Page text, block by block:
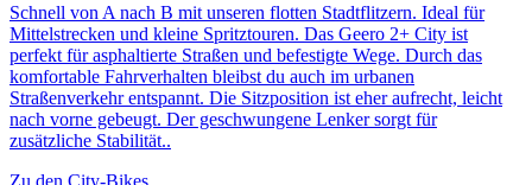
Schnell von A nach B mit unseren flotten Stadtflitzern. Ideal für
Mittelstrecken und kleine Spritztouren. Das Geero 2+ City ist
perfekt für asphaltierte Straßen und befestigte Wege. Durch das
komfortable Fahrverhalten bleibst du auch im urbanen
Straßenverkehr entspannt. Die Sitzposition ist eher aufrecht, leicht
nach vorne gebeugt. Der geschwungene Lenker sorgt für
zusätzliche Stabilität..
Zu den City-Bikes